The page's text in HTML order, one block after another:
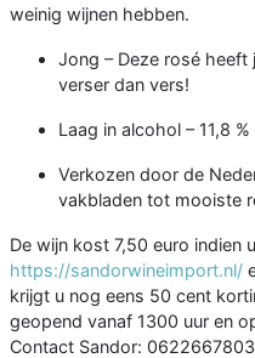
weinig wijnen hebben.
Jong – Deze rosé
verser dan vers!
Laag in alcohol – 11,8 %
Verkozen door de
vakbladen tot mooiste
De wijn kost 7,50 euro indien
https://sandorwineimport.nl/
krijgt u nog eens 50 cent
geopend vanaf 1300 uur en
Contact Sandor: 0622667803